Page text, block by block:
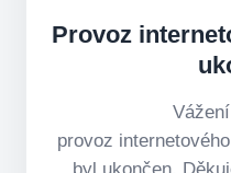
Provoz
provoz